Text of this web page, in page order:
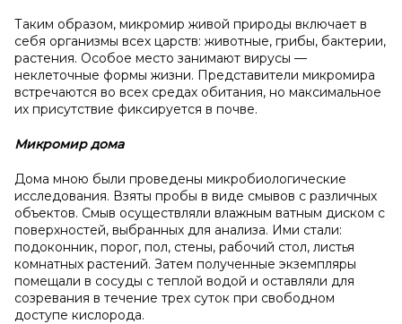
Таким образом, микромир живой природы включает в
себя организмы всех царств: животные, грибы, бактерии,
растения. Особое место занимают вирусы —
неклеточные формы жизни. Представители микромира
встречаются во всех средах обитания, но максимальное
их присутствие фиксируется в почве.
Микромир дома
Дома мною были проведены микробиологические
исследования. Взяты пробы в виде смывов с различных
объектов. Смыв осуществляли влажным ватным диском с
поверхностей, выбранных для анализа. Ими стали:
подоконник, порог, пол, стены, рабочий стол, листья
комнатных растений. Затем полученные экземпляры
помещали в сосуды с теплой водой и оставляли для
созревания в течение трех суток при свободном
доступе кислорода.